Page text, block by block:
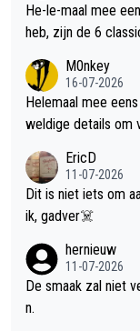
He-le-maal mee
heb, zijn de 6
M0nkey
16-07-2026
Helemaal mee
weldige details om
EricD
11-07-2026
Dit is niet iets om
ik, gadver☠️
hernieuw
11-07-2026
De smaak zal niet
n.